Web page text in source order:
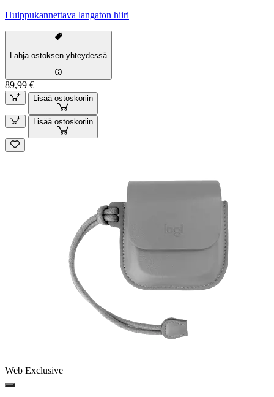
Huippukannettava langaton hiiri
Lahja ostoksen yhteydessä
89,99 €
Lisää ostoskoriin
Lisää ostoskoriin
Web Exclusive